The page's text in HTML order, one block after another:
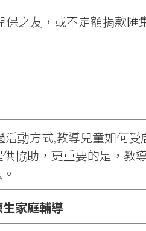
之友，或不定額捐款匯
動方式,教導兒童如何
協助，更重要的是，教
家庭輔導